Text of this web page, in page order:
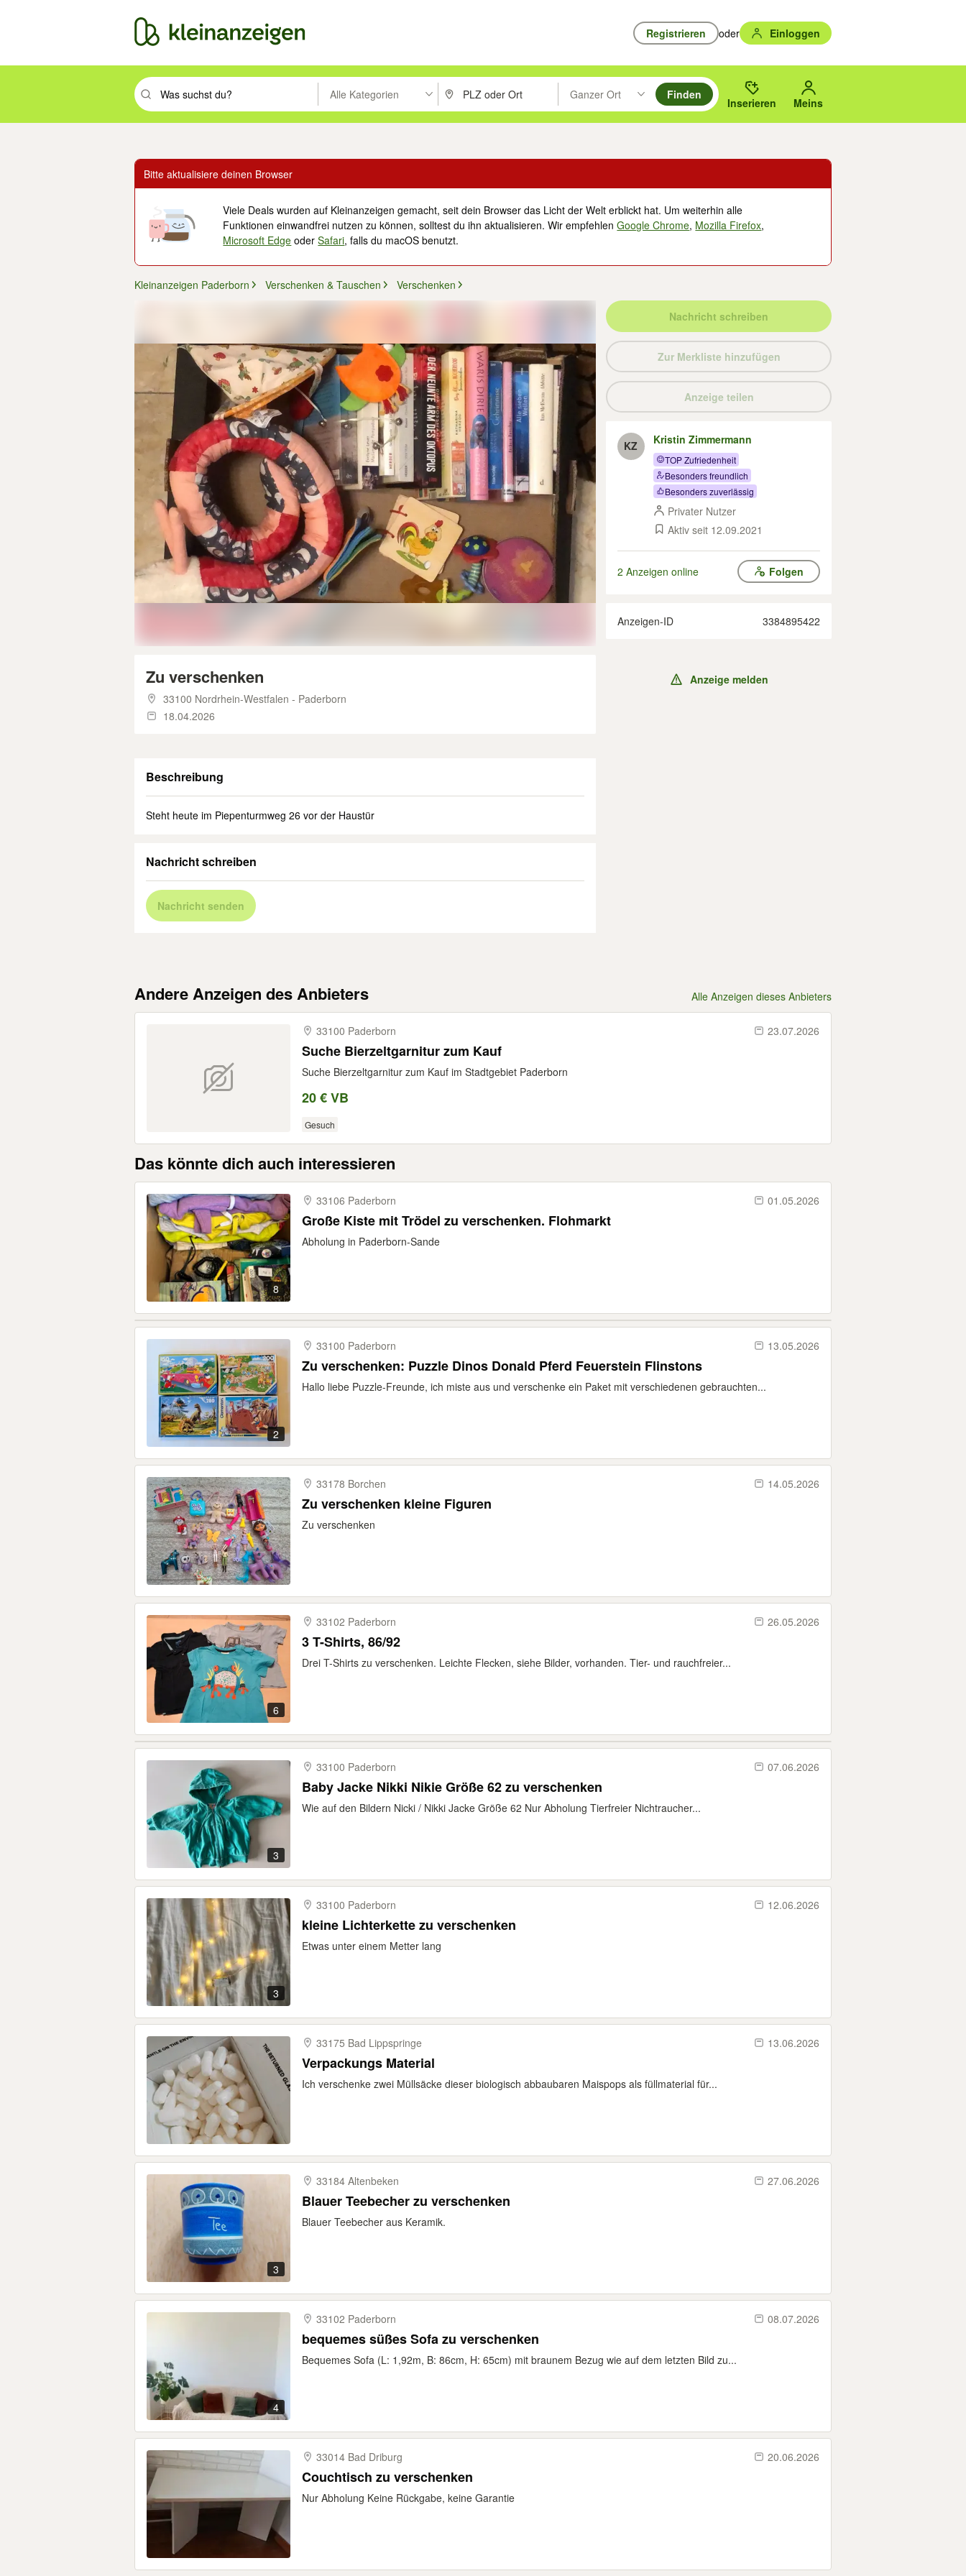
Registrieren oder Einloggen
Suchbegriff eingeben. Eingabetaste drücken um zu suchen, oder Vorschläge mit den Pfeiltasten nach oben/unten durchsuchen und mit Eingabetaste auswählen.
Alle Kategorien PLZ oder Ort eingeben. Eingabetaste drücken um zu suchen, oder Vorschläge mit den Pfeiltasten nach oben/
Ganzer Ort
Suche im Umkreis des gewählten Orts oder PLZ.
Finden
Inserieren Meins
Bitte aktualisiere deinen Browser
Viele Deals wurden auf Kleinanzeigen gemacht, seit dein Browser das Licht der Welt erblickt hat. Um weiterhin alle
Funktionen einwandfrei nutzen zu können, solltest du ihn aktualisieren. Wir empfehlenGoogle Chrome, Mozilla Firefox,
Microsoft Edge oderSafari, falls du macOS benutzt.
Kleinanzeigen Paderborn Verschenken & Tauschen Verschenken
Zu verschenken
33100 Nordrhein-Westfalen - Paderborn
18.04.2026
Beschreibung
Steht heute im Piepenturmweg 26 vor der Haustür
Nachricht schreiben
Nachricht senden
Nachricht schreiben
Zur Merkliste hinzufügen
Anzeige teilen
KZ Kristin Zimmermann
TOP Zufriedenheit
Besonders freundlich
Besonders zuverlässig
Privater Nutzer
Aktiv seit 12.09.2021
2 Anzeigen online Folgen
Anzeigen-ID 3384895422
Anzeige melden
Andere Anzeigen des Anbieters Alle Anzeigen dieses Anbieters
33100 Paderborn 23.07.2026
Suche Bierzeltgarnitur zum Kauf
Suche Bierzeltgarnitur zum Kauf im Stadtgebiet Paderborn
20 € VB
Gesuch
Das könnte dich auch interessieren
8
33106 Paderborn 01.05.2026
Große Kiste mit Trödel zu verschenken. Flohmarkt
Abholung in Paderborn-Sande
2
33100 Paderborn 13.05.2026
Zu verschenken: Puzzle Dinos Donald Pferd Feuerstein Flinstons
Hallo liebe Puzzle-Freunde, ich miste aus und verschenke ein Paket mit verschiedenen gebrauchten...
33178 Borchen 14.05.2026
Zu verschenken kleine Figuren
Zu verschenken
6
33102 Paderborn 26.05.2026
3 T-Shirts, 86/92
Drei T-Shirts zu verschenken. Leichte Flecken, siehe Bilder, vorhanden. Tier- und rauchfreier...
3
33100 Paderborn 07.06.2026
Baby Jacke Nikki Nikie Größe 62 zu verschenken
Wie auf den Bildern Nicki / Nikki Jacke Größe 62 Nur Abholung Tierfreier Nichtraucher...
3
33100 Paderborn 12.06.2026
kleine Lichterkette zu verschenken
Etwas unter einem Metter lang
33175 Bad Lippspringe 13.06.2026
Verpackungs Material
Ich verschenke zwei Müllsäcke dieser biologisch abbaubaren Maispops als füllmaterial für...
3
33184 Altenbeken 27.06.2026
Blauer Teebecher zu verschenken
Blauer Teebecher aus Keramik.
4
33102 Paderborn 08.07.2026
bequemes süßes Sofa zu verschenken
Bequemes Sofa (L: 1,92m, B: 86cm, H: 65cm) mit braunem Bezug wie auf dem letzten Bild zu...
33014 Bad Driburg 20.06.2026
Couchtisch zu verschenken
Nur Abholung Keine Rückgabe, keine Garantie